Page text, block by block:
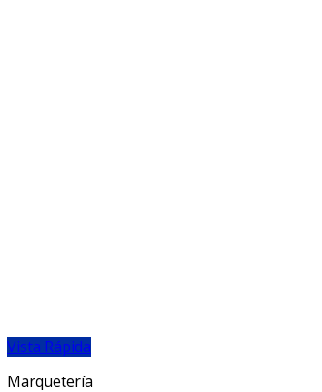
Vista Rápida
Marquetería